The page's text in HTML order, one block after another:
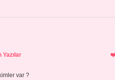
Yazılar
var ?